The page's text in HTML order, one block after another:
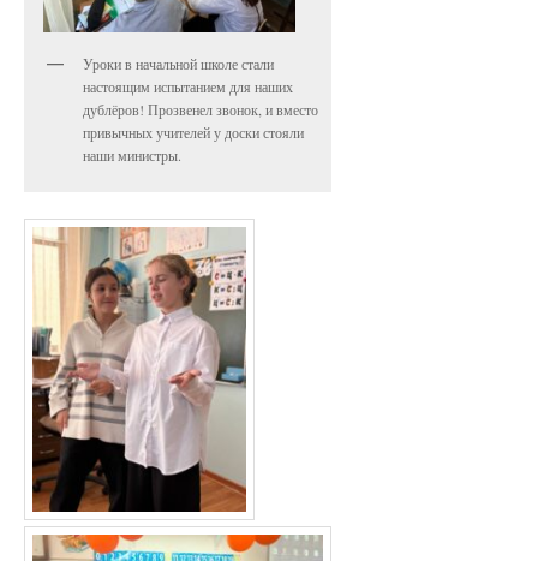
Уроки в начальной школе стали
настоящим испытанием для наших
дублёров! Прозвенел звонок, и вместо
привычных учителей у доски стояли
наши министры.